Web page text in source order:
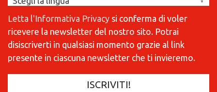
Letta l'Informativa Privacy si conferma di voler
ricevere la newsletter del nostro sito. Potrai
disiscriverti in qualsiasi momento grazie al link
presente in ciascuna newsletter che ti invieremo.